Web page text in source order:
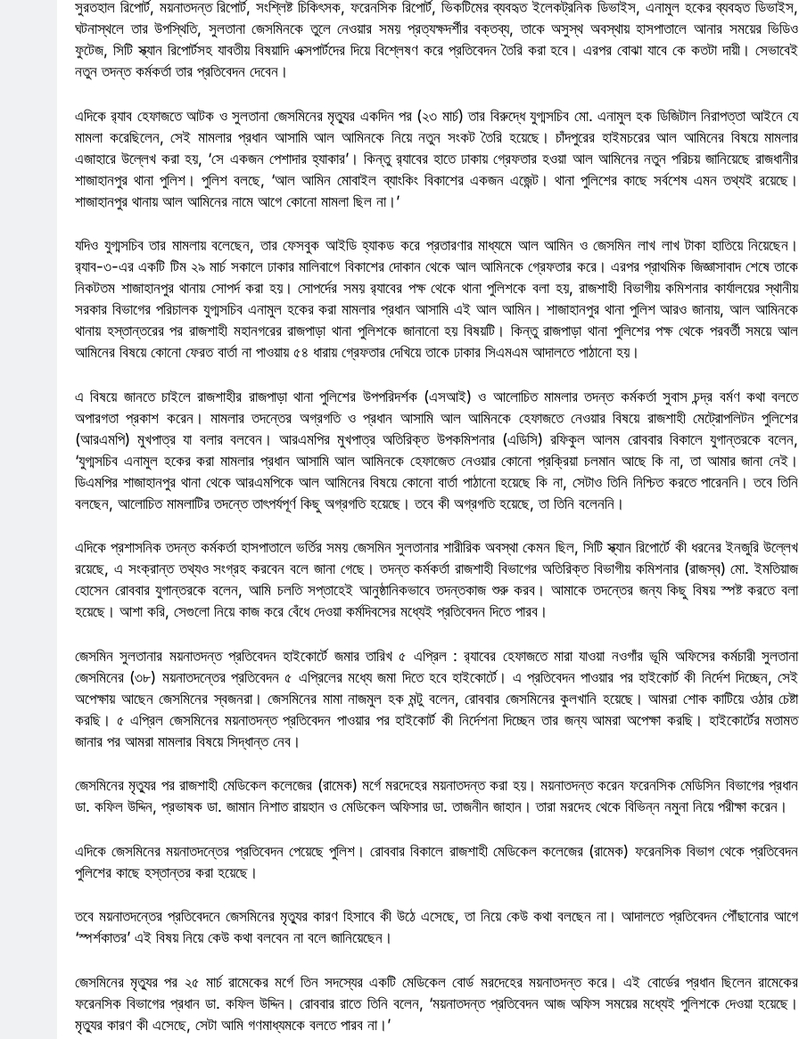
সুরতহাল রিপোর্ট, ময়নাতদন্ত রিপোর্ট, সংশ্লিষ্ট চিকিৎসক, ফরেনসিক রিপোর্ট, ভিকটিমের ব্যবহৃত ইলেকট্রনিক ডিভাইস, এনামুল হকের ব্যবহৃত ডিভাইস,
ঘটনাস্থলে তার উপস্থিতি, সুলতানা জেসমিনকে তুলে নেওয়ার সময় প্রত্যক্ষদর্শীর বক্তব্য, তাকে অসুস্থ অবস্থায় হাসপাতালে আনার সময়ের ভিডিও
ফুটেজ, সিটি স্ক্যান রিপোর্টসহ যাবতীয় বিষয়াদি এক্সপার্টদের দিয়ে বিশ্লেষণ করে প্রতিবেদন তৈরি করা হবে। এরপর বোঝা যাবে কে কতটা দায়ী। সেভাবেই
নতুন তদন্ত কর্মকর্তা তার প্রতিবেদন দেবেন।
এদিকে র‌্যাব হেফাজতে আটক ও সুলতানা জেসমিনের মৃত্যুর একদিন পর (২৩ মার্চ) তার বিরুদ্ধে যুগ্মসচিব মো. এনামুল হক ডিজিটাল নিরাপত্তা আইনে যে
মামলা করেছিলেন, সেই মামলার প্রধান আসামি আল আমিনকে নিয়ে নতুন সংকট তৈরি হয়েছে। চাঁদপুরের হাইমচরের আল আমিনের বিষয়ে মামলার
এজাহারে উল্লেখ করা হয়, ‘সে একজন পেশাদার হ্যাকার’। কিন্তু র‌্যাবের হাতে ঢাকায় গ্রেফতার হওয়া আল আমিনের নতুন পরিচয় জানিয়েছে রাজধানীর
শাজাহানপুর থানা পুলিশ। পুলিশ বলছে, ‘আল আমিন মোবাইল ব্যাংকিং বিকাশের একজন এজেন্ট। থানা পুলিশের কাছে সর্বশেষ এমন তথ্যই রয়েছে।
শাজাহানপুর থানায় আল আমিনের নামে আগে কোনো মামলা ছিল না।’
যদিও যুগ্মসচিব তার মামলায় বলেছেন, তার ফেসবুক আইডি হ্যাকড করে প্রতারণার মাধ্যমে আল আমিন ও জেসমিন লাখ লাখ টাকা হাতিয়ে নিয়েছেন।
র‌্যাব-৩-এর একটি টিম ২৯ মার্চ সকালে ঢাকার মালিবাগে বিকাশের দোকান থেকে আল আমিনকে গ্রেফতার করে। এরপর প্রাথমিক জিজ্ঞাসাবাদ শেষে তাকে
নিকটতম শাজাহানপুর থানায় সোপর্দ করা হয়। সোপর্দের সময় র‌্যাবের পক্ষ থেকে থানা পুলিশকে বলা হয়, রাজশাহী বিভাগীয় কমিশনার কার্যালয়ের স্থানীয়
সরকার বিভাগের পরিচালক যুগ্মসচিব এনামুল হকের করা মামলার প্রধান আসামি এই আল আমিন। শাজাহানপুর থানা পুলিশ আরও জানায়, আল আমিনকে
থানায় হস্তান্তরের পর রাজশাহী মহানগরের রাজপাড়া থানা পুলিশকে জানানো হয় বিষয়টি। কিন্তু রাজপাড়া থানা পুলিশের পক্ষ থেকে পরবর্তী সময়ে আল
আমিনের বিষয়ে কোনো ফেরত বার্তা না পাওয়ায় ৫৪ ধারায় গ্রেফতার দেখিয়ে তাকে ঢাকার সিএমএম আদালতে পাঠানো হয়।
এ বিষয়ে জানতে চাইলে রাজশাহীর রাজপাড়া থানা পুলিশের উপপরিদর্শক (এসআই) ও আলোচিত মামলার তদন্ত কর্মকর্তা সুবাস চন্দ্র বর্মণ কথা বলতে
অপারগতা প্রকাশ করেন। মামলার তদন্তের অগ্রগতি ও প্রধান আসামি আল আমিনকে হেফাজতে নেওয়ার বিষয়ে রাজশাহী মেট্রোপলিটন পুলিশের
(আরএমপি) মুখপাত্র যা বলার বলবেন। আরএমপির মুখপাত্র অতিরিক্ত উপকমিশনার (এডিসি) রফিকুল আলম রোববার বিকালে যুগান্তরকে বলেন,
‘যুগ্মসচিব এনামুল হকের করা মামলার প্রধান আসামি আল আমিনকে হেফাজেত নেওয়ার কোনো প্রক্রিয়া চলমান আছে কি না, তা আমার জানা নেই।
ডিএমপির শাজাহানপুর থানা থেকে আরএমপিকে আল আমিনের বিষয়ে কোনো বার্তা পাঠানো হয়েছে কি না, সেটাও তিনি নিশ্চিত করতে পারেননি। তবে তিনি
বলছেন, আলোচিত মামলাটির তদন্তে তাৎপর্যপূর্ণ কিছু অগ্রগতি হয়েছে। তবে কী অগ্রগতি হয়েছে, তা তিনি বলেননি।
এদিকে প্রশাসনিক তদন্ত কর্মকর্তা হাসপাতালে ভর্তির সময় জেসমিন সুলতানার শারীরিক অবস্থা কেমন ছিল, সিটি স্ক্যান রিপোর্টে কী ধরনের ইনজুরি উল্লেখ
রয়েছে, এ সংক্রান্ত তথ্যও সংগ্রহ করবেন বলে জানা গেছে। তদন্ত কর্মকর্তা রাজশাহী বিভাগের অতিরিক্ত বিভাগীয় কমিশনার (রাজস্ব) মো. ইমতিয়াজ
হোসেন রোববার যুগান্তরকে বলেন, আমি চলতি সপ্তাহেই আনুষ্ঠানিকভাবে তদন্তকাজ শুরু করব। আমাকে তদন্তের জন্য কিছু বিষয় স্পষ্ট করতে বলা
হয়েছে। আশা করি, সেগুলো নিয়ে কাজ করে বেঁধে দেওয়া কর্মদিবসের মধ্যেই প্রতিবেদন দিতে পারব।
জেসমিন সুলতানার ময়নাতদন্ত প্রতিবেদন হাইকোর্টে জমার তারিখ ৫ এপ্রিল : র‌্যাবের হেফাজতে মারা যাওয়া নওগাঁর ভূমি অফিসের কর্মচারী সুলতানা
জেসমিনের (৩৮) ময়নাতদন্তের প্রতিবেদন ৫ এপ্রিলের মধ্যে জমা দিতে হবে হাইকোর্টে। এ প্রতিবেদন পাওয়ার পর হাইকোর্ট কী নির্দেশ দিচ্ছেন, সেই
অপেক্ষায় আছেন জেসমিনের স্বজনরা। জেসমিনের মামা নাজমুল হক মন্টু বলেন, রোববার জেসমিনের কুলখানি হয়েছে। আমরা শোক কাটিয়ে ওঠার চেষ্টা
করছি। ৫ এপ্রিল জেসমিনের ময়নাতদন্ত প্রতিবেদন পাওয়ার পর হাইকোর্ট কী নির্দেশনা দিচ্ছেন তার জন্য আমরা অপেক্ষা করছি। হাইকোর্টের মতামত
জানার পর আমরা মামলার বিষয়ে সিদ্ধান্ত নেব।
জেসমিনের মৃত্যুর পর রাজশাহী মেডিকেল কলেজের (রামেক) মর্গে মরদেহের ময়নাতদন্ত করা হয়। ময়নাতদন্ত করেন ফরেনসিক মেডিসিন বিভাগের প্রধান
ডা. কফিল উদ্দিন, প্রভাষক ডা. জামান নিশাত রায়হান ও মেডিকেল অফিসার ডা. তাজনীন জাহান। তারা মরদেহ থেকে বিভিন্ন নমুনা নিয়ে পরীক্ষা করেন।
এদিকে জেসমিনের ময়নাতদন্তের প্রতিবেদন পেয়েছে পুলিশ। রোববার বিকালে রাজশাহী মেডিকেল কলেজের (রামেক) ফরেনসিক বিভাগ থেকে প্রতিবেদন
পুলিশের কাছে হস্তান্তর করা হয়েছে।
তবে ময়নাতদন্তের প্রতিবেদনে জেসমিনের মৃত্যুর কারণ হিসাবে কী উঠে এসেছে, তা নিয়ে কেউ কথা বলছেন না। আদালতে প্রতিবেদন পৌঁছানোর আগে
‘স্পর্শকাতর’ এই বিষয় নিয়ে কেউ কথা বলবেন না বলে জানিয়েছেন।
জেসমিনের মৃত্যুর পর ২৫ মার্চ রামেকের মর্গে তিন সদস্যের একটি মেডিকেল বোর্ড মরদেহের ময়নাতদন্ত করে। এই বোর্ডের প্রধান ছিলেন রামেকের
ফরেনসিক বিভাগের প্রধান ডা. কফিল উদ্দিন। রোববার রাতে তিনি বলেন, ‘ময়নাতদন্ত প্রতিবেদন আজ অফিস সময়ের মধ্যেই পুলিশকে দেওয়া হয়েছে।
মৃত্যুর কারণ কী এসেছে, সেটা আমি গণমাধ্যমকে বলতে পারব না।’
পাপ ও পুনর্জন্ম Lamia Math Play